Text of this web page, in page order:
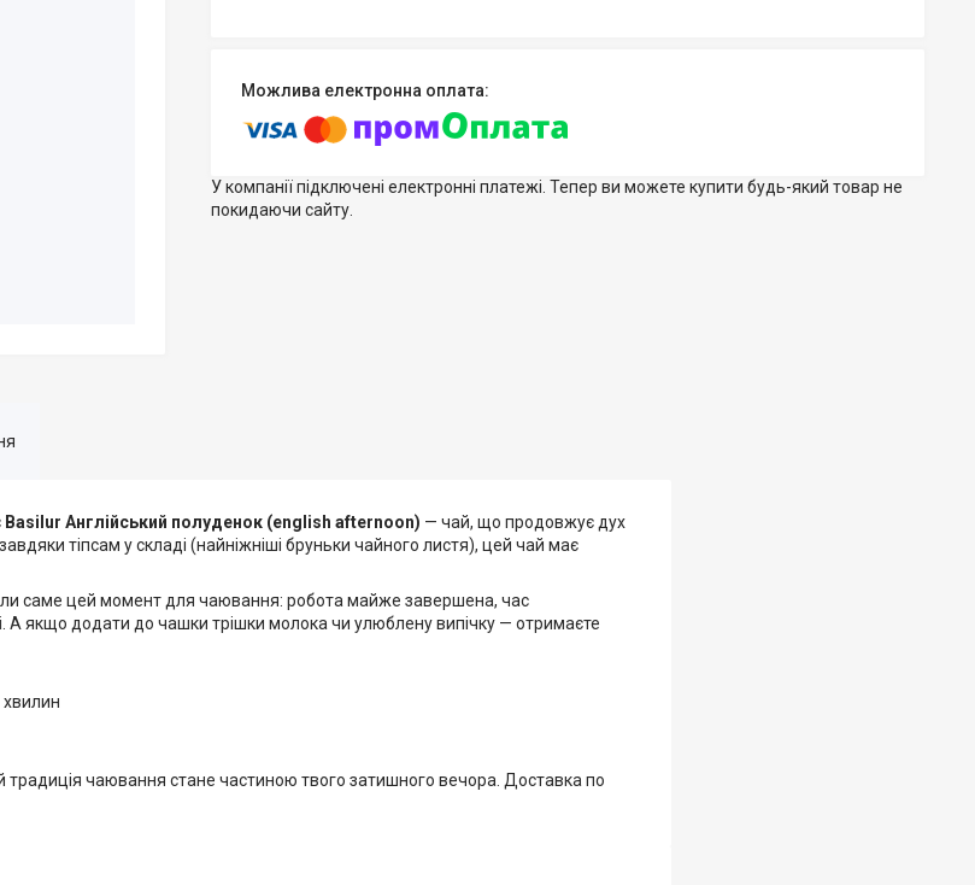
У компанії підключені електронні платежі. Тепер ви можете купити будь-який товар не
покидаючи сайту.
Basilur Англійський полуденок (english afternoon) — чай, що продовжує дух
тіпсам у складі (найніжніші бруньки чайного листя), цей чай має
саме цей момент для чаювання: робота майже завершена, час
А якщо додати до чашки трішки молока чи улюблену випічку — отримаєте
традиція чаювання стане частиною твого затишного вечора. Доставка по